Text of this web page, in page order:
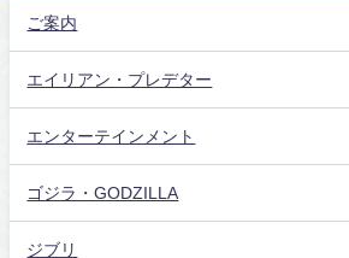
ご案内
エイリアン・プレデター
エンターテインメント
ゴジラ・GODZILLA
ジブリ